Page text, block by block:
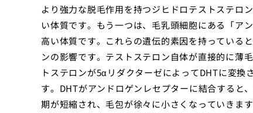
より強力な脱毛作用を持つジヒドロテストステロ
い体質です。もう一つは、毛乳頭細胞にある「ア
高い体質です。これらの遺伝的素因を持っている
ンの影響です。テストステロン自体が直接的に薄
トステロンが5αリダクターゼによってDHTに変
す。DHTがアンドロゲンレセプターに結合すると
期が短縮され、毛包が徐々に小さくなっていきま